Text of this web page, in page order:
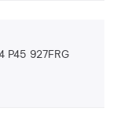
P45 927FRG